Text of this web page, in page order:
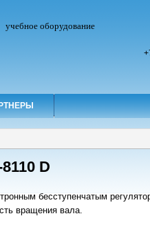
учебное оборудование
D
бесступенчатым
вращения вала.